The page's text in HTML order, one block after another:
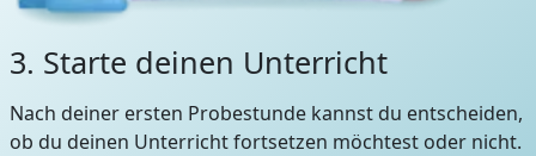
3. Starte deinen Unterricht
Nach deiner ersten Probestunde kannst du entscheiden,
ob du deinen Unterricht fortsetzen möchtest oder nicht.